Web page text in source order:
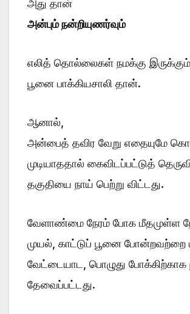
அது தான்
அன்பும் நன்றியுணர்வும்
எலித் தொல்லைகள் நமக்கு
பூனை பாக்கியசாலி தான்.
ஆனால்,
அன்பைத் தவிர வேறு எதையுமே
முடியாததால் கைவிடப்பட்டுத்
தகுதியை நாய் பெற்று விட்டது.
வேளாண்மை நேரம் போக மீதமுள்ள
முயல், காட்டுப் பூனை
வேட்டையாட, பொழுது போக்கிற்காக
தேவைப்பட்டது.